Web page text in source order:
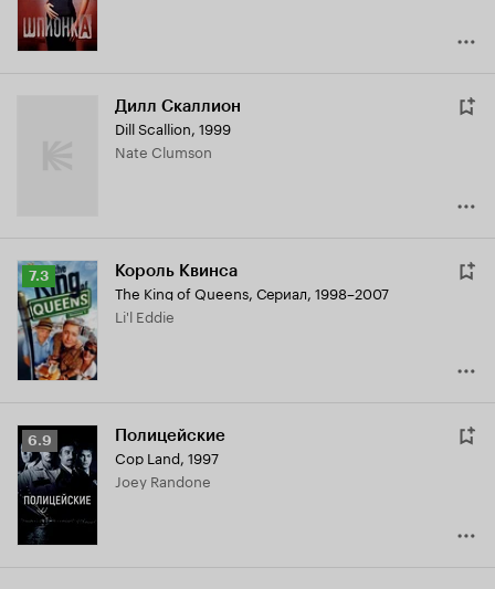
Дилл Скаллион
Dill Scallion, 1999
Nate Clumson
Рейтинг
Кинопоиска
7.3
7.3 Король Квинса
The King of Queens, Сериал, 1998–2007
Li'l Eddie
Рейтинг
Кинопоиска
6.9
6.9 Полицейские
Cop Land, 1997
Joey Randone